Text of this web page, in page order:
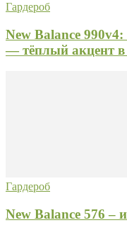
Гардероб
New Balance
— тёплый акцент в
Гардероб
New Balance 576 –